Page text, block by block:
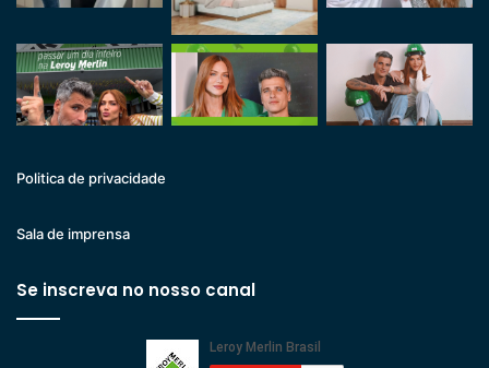
Politica de privacidade
Sala de imprensa
Se inscreva no nosso canal